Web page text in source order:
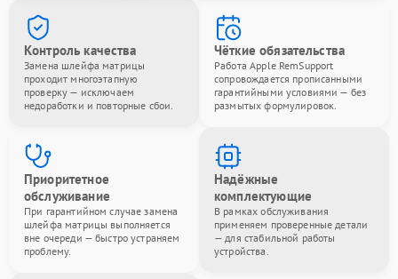
Контроль качества
Замена шлейфа матрицы
проходит многоэтапную
проверку — исключаем
недоработки и повторные сбои.
Чёткие обязательства
Работа Apple RemSupport
сопровождается прописанными
гарантийными условиями — без
размытых формулировок.
Приоритетное
обслуживание
При гарантийном случае замена
шлейфа матрицы выполняется
вне очереди — быстро устраняем
проблему.
Надёжные
комплектующие
В рамках обслуживания
применяем проверенные детали
— для стабильной работы
устройства.